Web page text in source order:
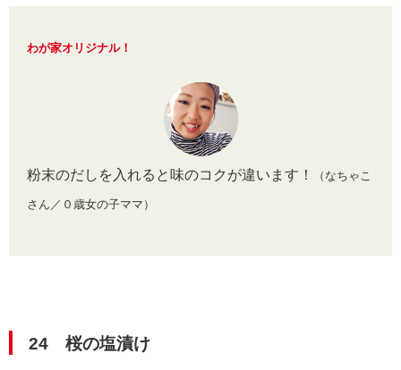
わが家オリジナル！
粉末のだしを入れると味のコクが違います！ （なちゃこ
さん／０歳女の子ママ）
24 桜の塩漬け